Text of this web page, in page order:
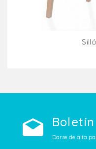
Boletín
Darse de alta